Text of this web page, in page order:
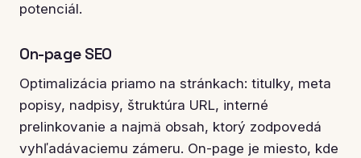
potenciál.
On-page SEO
Optimalizácia priamo na stránkach: titulky, meta
popisy, nadpisy, štruktúra URL, interné
prelinkovanie a najmä obsah, ktorý zodpovedá
vyhľadávaciemu zámeru. On-page je miesto, kde